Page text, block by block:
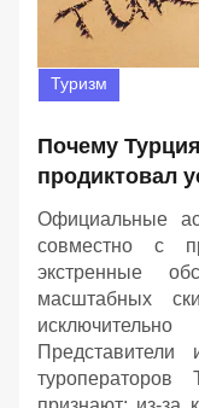
Туризм
Почему
продиктовал
Официальные
совместно с
экстренные
масштабных